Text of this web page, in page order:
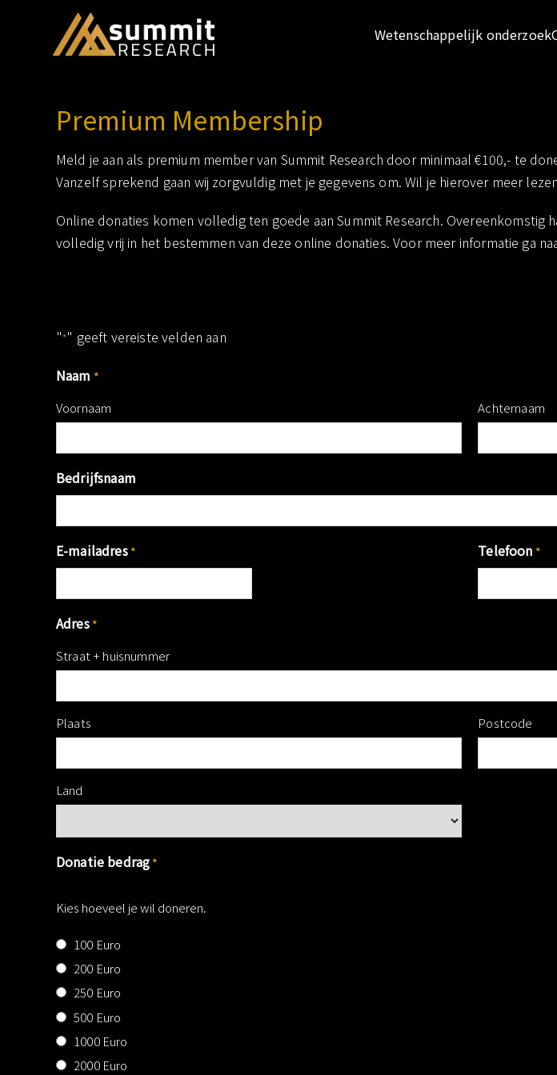
Wetenschappelijk onderzoek
Premium
Premium Membership
Meld je aan als premium member van Summit Research door minimaal €100,- te
Vanzelf sprekend gaan wij zorgvuldig met je gegevens om. Wil je hierover meer
Online donaties komen volledig ten goede aan Summit Research. Overeenkomstig
volledig vrij in het bestemmen van deze online donaties. Voor meer informatie ga
"*" geeft vereiste velden aan
Naam *
Voornaam Achternaam
Bedrijfsnaam
E-mailadres * Telefoon *
Adres *
Straat + huisnummer
Plaats Postcode
Land
Donatie bedrag *
Kies hoeveel je wil doneren.
100 Euro
200 Euro
250 Euro
500 Euro
1000 Euro
2000 Euro